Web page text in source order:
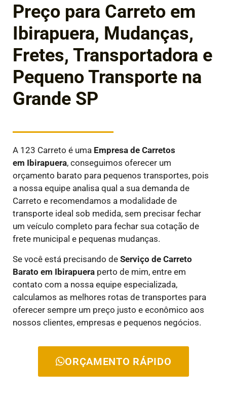
Preço para Carreto em
Ibirapuera, Mudanças,
Fretes, Transportadora e
Pequeno Transporte na
Grande SP
A 123 Carreto é uma Empresa de Carretos
em Ibirapuera, conseguimos oferecer um
orçamento barato para pequenos transportes, pois
a nossa equipe analisa qual a sua demanda de
Carreto e recomendamos a modalidade de
transporte ideal sob medida, sem precisar fechar
um veículo completo para fechar sua cotação de
frete municipal e pequenas mudanças.
Se você está precisando de Serviço de Carreto
Barato em Ibirapuera perto de mim, entre em
contato com a nossa equipe especializada,
calculamos as melhores rotas de transportes para
oferecer sempre um preço justo e econômico aos
nossos clientes, empresas e pequenos negócios.
ORÇAMENTO RÁPIDO